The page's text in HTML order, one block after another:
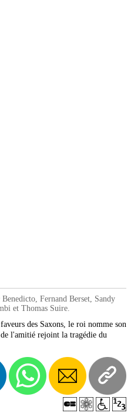
Fernand Berset, Sandy
et Thomas Suire.
des Saxons, le roi nomme son
de l'amitié rejoint la tragédie du